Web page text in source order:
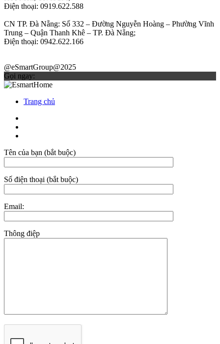
Điện thoại: 0919.622.588
CN TP. Đà Nẵng: Số 332 – Đường Nguyễn Hoàng – Phường Vĩnh
Trung – Quận Thanh Khê – TP. Đà Nẵng;
Điện thoại: 0942.622.166
@eSmartGroup@2025
Gọi ngay:
Trang chủ
Tên của bạn (bắt buộc)
Số điện thoại (bắt buộc)
Email:
Thông điệp